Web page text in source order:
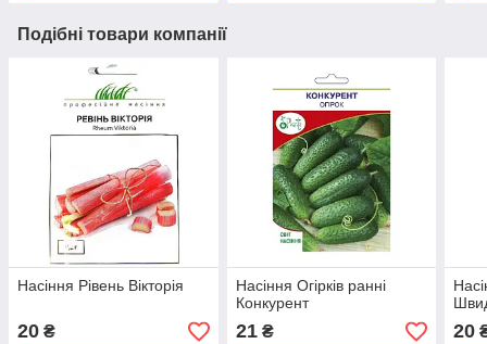
Подібні товари компанії
Насіння Рівень Вікторія
20 ₴
Насіння Огірків ранні
Конкурент
21₴ 20